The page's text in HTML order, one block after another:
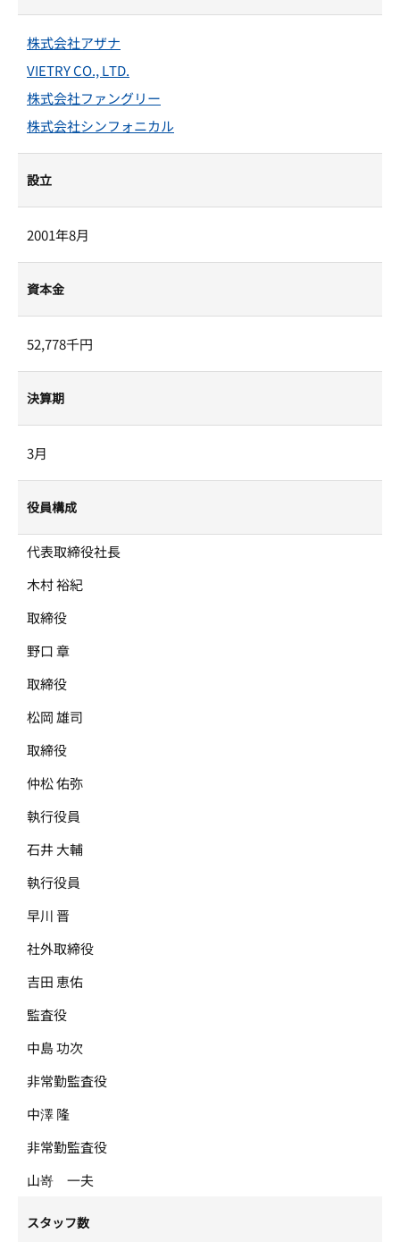
株式会社アザナ
VIETRY CO., LTD.
株式会社ファングリー
株式会社シンフォニカル
設立
2001年8月
資本金
52,778千円
決算期
3月
役員構成
代表取締役社長
木村 裕紀
取締役
野口 章
取締役
松岡 雄司
取締役
仲松 佑弥
執行役員
石井 大輔
執行役員
早川 晋
社外取締役
吉田 恵佑
監査役
中島 功次
非常勤監査役
中澤 隆
非常勤監査役
山嵜 一夫
スタッフ数